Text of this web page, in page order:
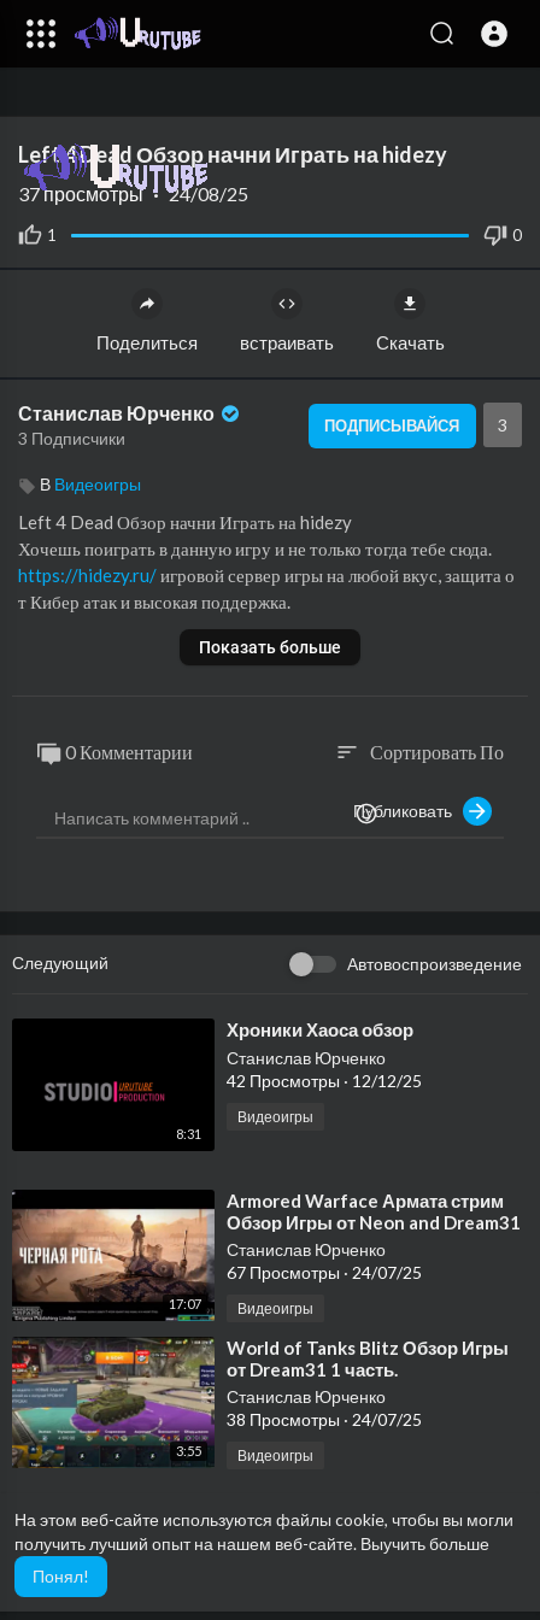
На этом веб-сайте используются файлы cookie, чтобы вы могли
получить лучший опыт на нашем веб-сайте. Выучить больше
Понял!
Download File:
https://urutube.ru/upload/videos/2025/08/
Left 4 Dead Обзор начни Играть на hidezy
1 0
37просмотры · 24/08/25
Поделиться встраивать Скачать
Станислав Юрченко
3 Подписчики
ПОДПИСЫВАЙСЯ 3
В Видеоигры
⁣⁣Left 4 Dead Обзор начни Играть на hidezy
Хочешь поиграть в данную игру и не только тогда тебе сюда.
https://hidezy.ru/игровой сервер игры на любой вкус, защита о
т Кибер атак и высокая поддержка.
Классный коллектив!!!
Показать больше
0 Комментарии sort Сортировать По
Публиковать
Следующий Автовоспроизведение
8:31
⁣Хроники Хаоса обзор
Станислав Юрченко
42 Просмотры · 12/12/25
Видеоигры
17:07
⁣⁣Armored Warface Армата стрим
⁣Обзор Игры от Neon and Dream31
1 часть.
Станислав Юрченко
67 Просмотры · 24/07/25
Видеоигры
3:55
⁣World of Tanks Blitz Обзор Игры
от Dream31 1 часть.
Станислав Юрченко
38 Просмотры · 24/07/25
Видеоигры